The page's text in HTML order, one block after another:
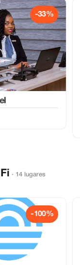
-33%
· 14 lugares
-100%